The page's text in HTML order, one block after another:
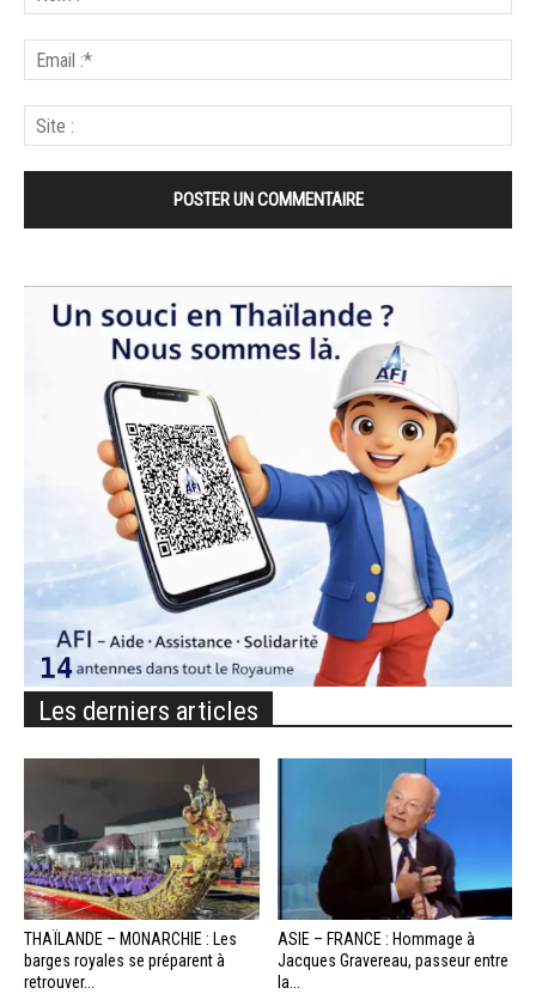
Les derniers articles
THAÏLANDE – MONARCHIE : Les
barges royales se préparent à
retrouver...
ASIE – FRANCE : Hommage à
Jacques Gravereau, passeur entre
la...